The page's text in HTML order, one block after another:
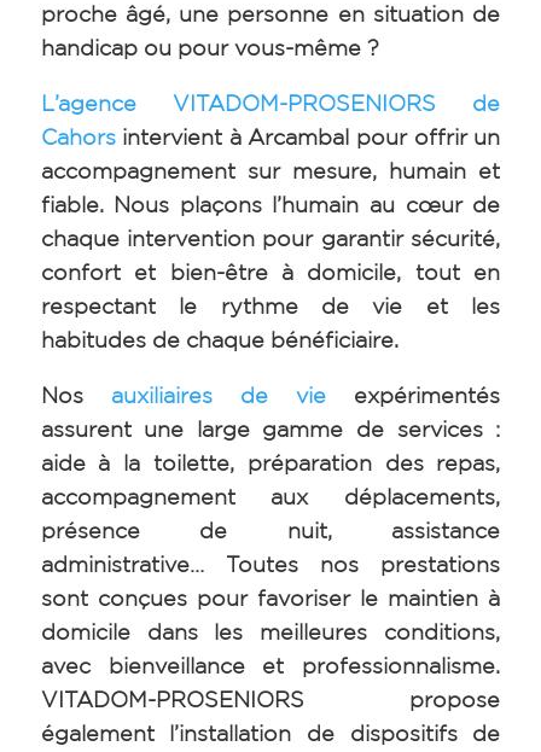
proche âgé, une personne en situation de
handicap ou pour vous-même ?
L’agence VITADOM-PROSENIORS de
Cahorsintervient à Arcambal pour offrir un
accompagnement sur mesure, humain et
fiable. Nous plaçons l’humain au cœur de
chaque intervention pour garantir sécurité,
confort et bien-être à domicile, tout en
respectant le rythme de vie et les
habitudes de chaque bénéficiaire.
Nos auxiliaires de vie expérimentés
assurent une large gamme de services :
aide à la toilette, préparation des repas,
accompagnement aux déplacements,
présence de nuit, assistance
administrative… Toutes nos prestations
sont conçues pour favoriser le maintien à
domicile dans les meilleures conditions,
avec bienveillance et professionnalisme.
VITADOM-PROSENIORS propose
également l’installation de dispositifs de